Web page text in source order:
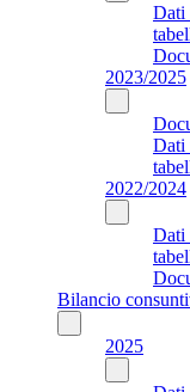
Dati
2023/2025
Dati
2022/2024
Dati
Bilancio
2025